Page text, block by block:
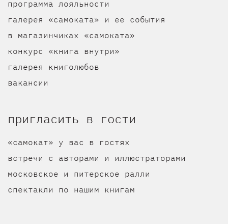
программа лояльности
галерея «самоката» и ее события
в магазинчиках «самоката»
конкурс «книга внутри»
галерея книголюбов
вакансии
пригласить в гости
«самокат» у вас в гостях
встречи с авторами и иллюстраторами
московское и питерское ралли
спектакли по нашим книгам